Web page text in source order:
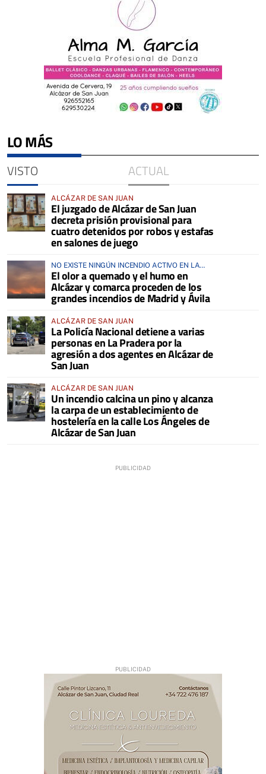
LO MÁS
VISTO ACTUAL
ALCÁZAR DE SAN JUAN
El juzgado de Alcázar de San Juan
decreta prisión provisional para
cuatro detenidos por robos y estafas
en salones de juego
NO EXISTE NINGÚN INCENDIO ACTIVO EN LA
COMARCA
El olor a quemado y el humo en
Alcázar y comarca proceden de los
grandes incendios de Madrid y Ávila
ALCÁZAR DE SAN JUAN
La Policía Nacional detiene a varias
personas en La Pradera por la
agresión a dos agentes en Alcázar de
San Juan
ALCÁZAR DE SAN JUAN
Un incendio calcina un pino y alcanza
la carpa de un establecimiento de
hostelería en la calle Los Ángeles de
Alcázar de San Juan